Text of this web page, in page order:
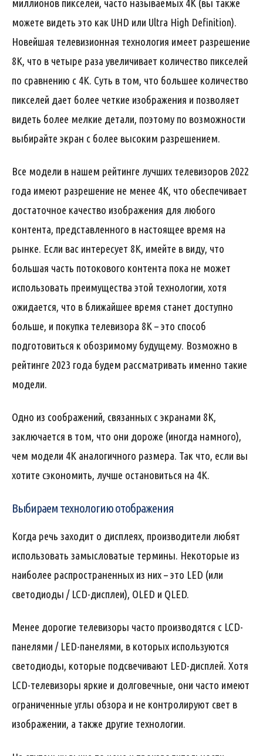
миллионов пикселей, часто называемых 4K (вы также
можете видеть это как UHD или Ultra High Definition).
Новейшая телевизионная технология имеет разрешение
8K, что в четыре раза увеличивает количество пикселей
по сравнению с 4K. Суть в том, что большее количество
пикселей дает более четкие изображения и позволяет
видеть более мелкие детали, поэтому по возможности
выбирайте экран с более высоким разрешением.
Все модели в нашем рейтинге лучших телевизоров 2022
года имеют разрешение не менее 4K, что обеспечивает
достаточное качество изображения для любого
контента, представленного в настоящее время на
рынке. Если вас интересует 8K, имейте в виду, что
большая часть потокового контента пока не может
использовать преимущества этой технологии, хотя
ожидается, что в ближайшее время станет доступно
больше, и покупка телевизора 8K – это способ
подготовиться к обозримому будущему. Возможно в
рейтинге 2023 года будем рассматривать именно такие
модели.
Одно из соображений, связанных с экранами 8K,
заключается в том, что они дороже (иногда намного),
чем модели 4K аналогичного размера. Так что, если вы
хотите сэкономить, лучше остановиться на 4K.
Выбираем технологию отображения
Когда речь заходит о дисплеях, производители любят
использовать замысловатые термины. Некоторые из
наиболее распространенных из них – это LED (или
светодиоды / LCD-дисплеи), OLED и QLED.
Менее дорогие телевизоры часто производятся с LCD-
панелями / LED-панелями, в которых используются
светодиоды, которые подсвечивают LED-дисплей. Хотя
LCD-телевизоры яркие и долговечные, они часто имеют
ограниченные углы обзора и не контролируют свет в
изображении, а также другие технологии.